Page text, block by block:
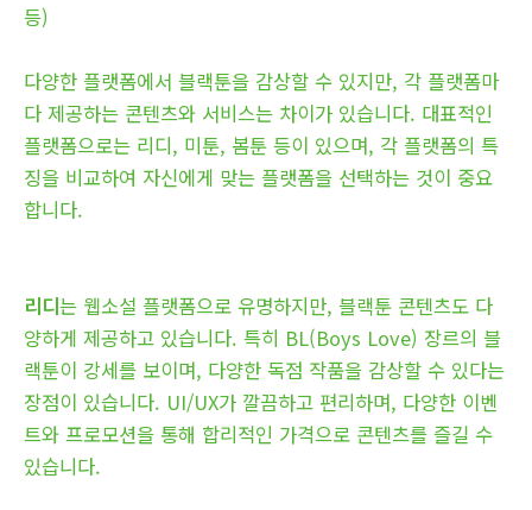
등)
다양한 플랫폼에서 블랙툰을 감상할 수 있지만, 각 플랫폼마
다 제공하는 콘텐츠와 서비스는 차이가 있습니다. 대표적인
플랫폼으로는 리디, 미툰, 봄툰 등이 있으며, 각 플랫폼의 특
징을 비교하여 자신에게 맞는 플랫폼을 선택하는 것이 중요
합니다.
리디는 웹소설 플랫폼으로 유명하지만, 블랙툰 콘텐츠도 다
양하게 제공하고 있습니다. 특히 BL(Boys Love) 장르의 블
랙툰이 강세를 보이며, 다양한 독점 작품을 감상할 수 있다는
장점이 있습니다. UI/UX가 깔끔하고 편리하며, 다양한 이벤
트와 프로모션을 통해 합리적인 가격으로 콘텐츠를 즐길 수
있습니다.